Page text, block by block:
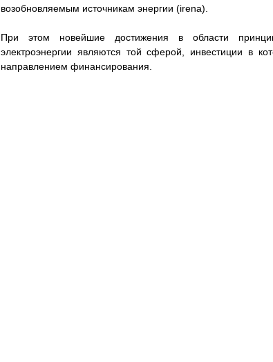
возобновляемым источникам энергии (irena).
При этом новейшие достижения в области
электроэнергии являются той сферой, инвестиции в
направлением финансирования.